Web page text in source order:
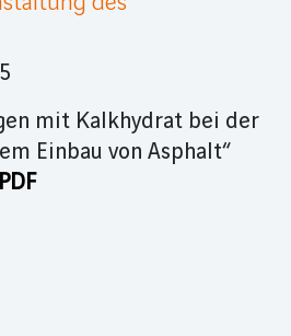
mit Kalkhydrat bei der
Einbau von Asphalt“